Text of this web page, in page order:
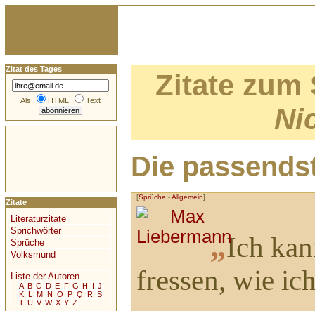
Zitate
Die
[Sprüche -Allgemein]
„Ich
fressen, wie
Zitat des Tages
Als HTML Text
Zitate
Literaturzitate
Sprichwörter
Sprüche
Volksmund
Liste der Autoren
A B C D E F G H I J
K L M N O P Q R S
T U V W X Y Z